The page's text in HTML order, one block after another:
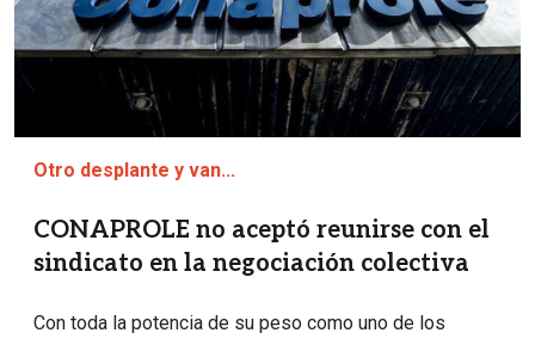
Otro desplante y van...
CONAPROLE no aceptó reunirse con el
sindicato en la negociación colectiva
Con toda la potencia de su peso como uno de los